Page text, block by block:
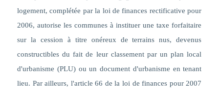
logement, complétée par la loi de finances rectificative pour
2006, autorise les communes à instituer une taxe forfaitaire
sur la cession à titre onéreux de terrains nus, devenus
constructibles du fait de leur classement par un plan local
d'urbanisme (PLU) ou un document d'urbanisme en tenant
lieu. Par ailleurs, l'article 66 de la loi de finances pour 2007